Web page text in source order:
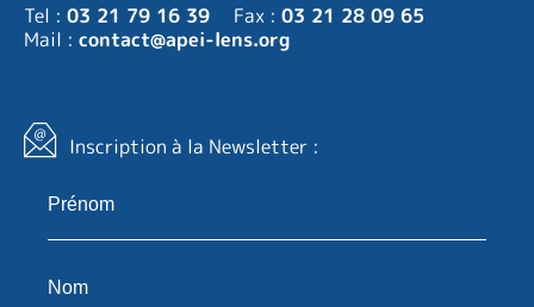
Tel : 03 21 79 16 39 Fax : 03 21 28 09 65
Mail : contact@apei-lens.org
Inscription à la Newsletter :